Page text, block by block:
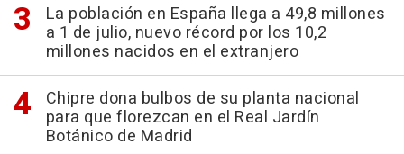
La población en España llega a 49,8 millones
a 1 de julio, nuevo récord por los 10,2
millones nacidos en el extranjero
Chipre dona bulbos de su planta nacional
para que florezcan en el Real Jardín
Botánico de Madrid